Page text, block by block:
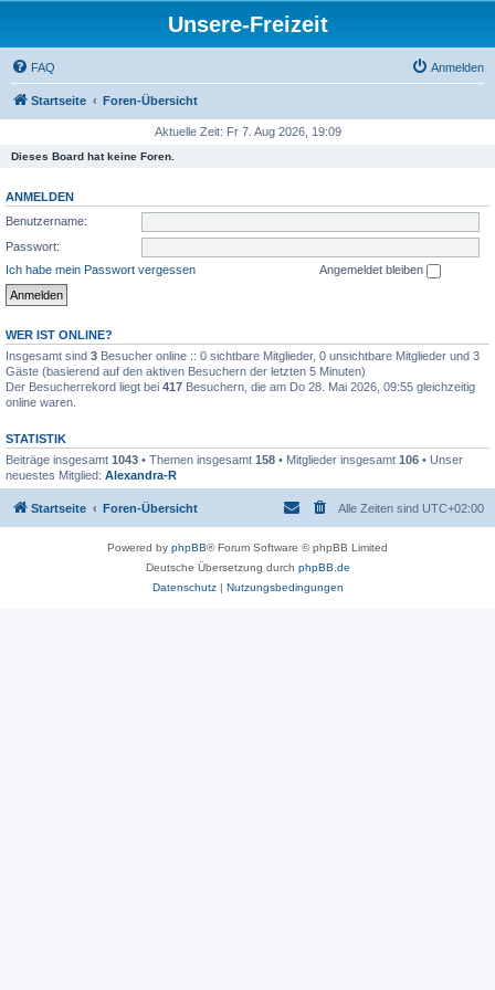
Unsere-Freizeit
FAQ Anmelden
Startseite Foren-Übersicht
Aktuelle Zeit: Fr 7. Aug 2026, 19:09
Dieses Board hat keine Foren.
ANMELDEN
Benutzername:
Passwort:
Ich habe mein Passwort vergessen
Angemeldet bleiben
WER IST ONLINE?
Insgesamt sind 3 Besucher online :: 0 sichtbare Mitglieder, 0 unsichtbare Mitglieder und 3
Gäste (basierend auf den aktiven Besuchern der letzten 5 Minuten)
Der Besucherrekord liegt bei 417 Besuchern, die am Do 28. Mai 2026, 09:55 gleichzeitig
online waren.
STATISTIK
Beiträge insgesamt 1043 • Themen insgesamt 158 • Mitglieder insgesamt 106 • Unser
neuestes Mitglied: Alexandra-R
Startseite Foren-Übersicht Alle Zeiten sind UTC+02:00
Powered by phpBB® Forum Software © phpBB Limited
Deutsche Übersetzung durch phpBB.de
Datenschutz| Nutzungsbedingungen